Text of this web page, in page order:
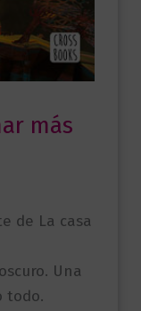
más
de La casa
Una
todo.